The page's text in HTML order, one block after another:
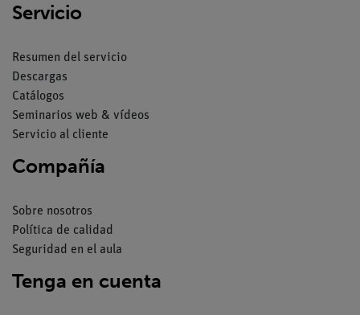
Servicio
Resumen del servicio
Descargas
Catálogos
Seminarios web & vídeos
Servicio al cliente
Compañía
Sobre nosotros
Política de calidad
Seguridad en el aula
Tenga en cuenta